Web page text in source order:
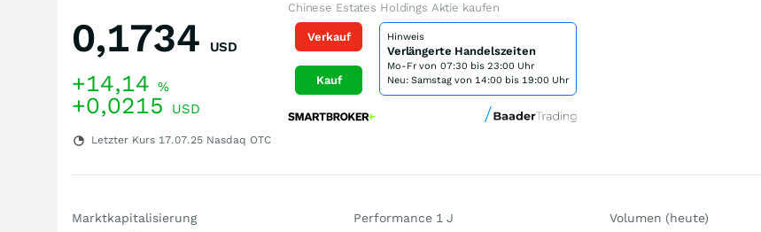
0,1734 USD
+14,14 %
+0,0215 USD
Letzter Kurs 17.07.25 Nasdaq OTC
Chinese Estates Holdings Aktie kaufen
Verkauf
Kauf
Hinweis
Verlängerte Handelszeiten
Mo-Fr von 07:30 bis 23:00 Uhr
Neu: Samstag von 14:00 bis 19:00 Uhr
Marktkapitalisierung Performance 1 J Volumen (heute)